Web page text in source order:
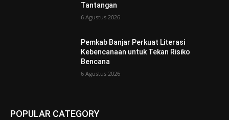
Tantangan
6 Agustus 2026
Pemkab Banjar Perkuat Literasi
Kebencanaan untuk Tekan Risiko
Bencana
6 Agustus 2026
POPULAR CATEGORY